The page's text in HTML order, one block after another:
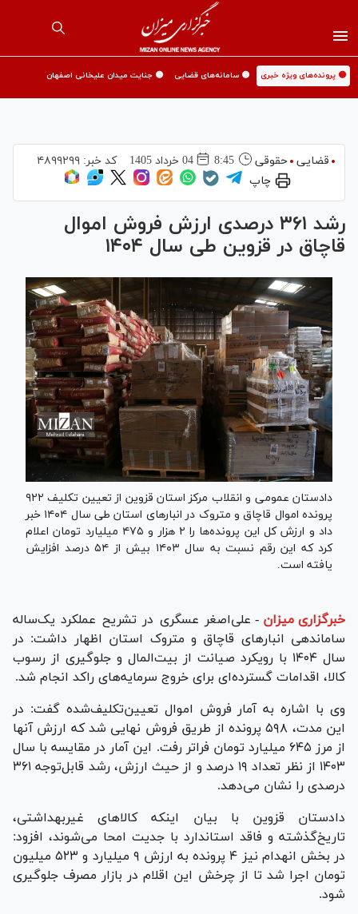
🟡 پرونده‌های ویژه خبری 🟡 سامانه‌های قضایی 🟡 جنایت میدان علیخانی اصفهان
قضایی حقوقی 8:45 04 خرداد 1405 کد خبر:۴۸۹۹۲۹۹
چاپ
رشد ۳۶۱ درصدی ارزش فروش اموال
قاچاق در قزوین طی سال ۱۴۰۴
دادستان عمومی و انقلاب مرکز استان قزوین از تعیین تکلیف ۹۲۲
پرونده اموال قاچاق و متروک در انبار‌های استان طی سال ۱۴۰۴ خبر
داد و ارزش کل این پرونده‌ها را ۲ هزار و ۴۷۵ میلیارد تومان اعلام
کرد که این رقم نسبت به سال ۱۴۰۳ بیش از ۵۴ درصد افزایش
یافته است.
خبرگزاری میزان - علی‌اصغر عسگری در تشریح عملکرد یک‌ساله
ساماندهی انبار‌های قاچاق و متروک استان اظهار داشت: در
سال ۱۴۰۴ با رویکرد صیانت از بیت‌المال و جلوگیری از رسوب
کالا، اقدامات گسترده‌ای برای خروج سرمایه‌های راکد انجام شد.
وی با اشاره به آمار فروش اموال تعیین‌تکلیف‌شده گفت: در
این مدت، ۵۹۸ پرونده از طریق فروش نهایی شد که ارزش آنها
از مرز ۶۴۵ میلیارد تومان فراتر رفت. این آمار در مقایسه با سال
۱۴۰۳ از نظر تعداد ۱۹ درصد و از حیث ارزش، رشد قابل‌توجه ۳۶۱
درصدی را نشان می‌دهد.
دادستان قزوین با بیان اینکه کالا‌های غیربهداشتی،
تاریخ‌گذشته و فاقد استاندارد با جدیت امحا می‌شوند، افزود:
در بخش انهدام نیز ۴ پرونده به ارزش ۹ میلیارد و ۵۲۳ میلیون
تومان اجرا شد تا از چرخش این اقلام در بازار مصرف جلوگیری
شود.